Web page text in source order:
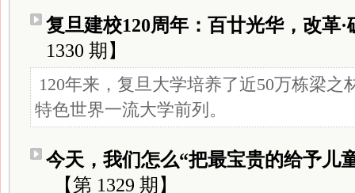
复旦建校120周年：百廿光华，改革·
1330 期】
120年来，复旦大学培养了近50万栋梁之
特色世界一流大学前列。
今天，我们怎么“把最宝贵的给予儿
【第 1329 期】